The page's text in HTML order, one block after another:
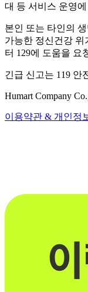
대 등 서비스 운영
본인 또는 타인의
가능한 정신건강 위
터 129에 도움을 요
긴급 신고는 119 안
Humart Company
이용약관 & 개인정